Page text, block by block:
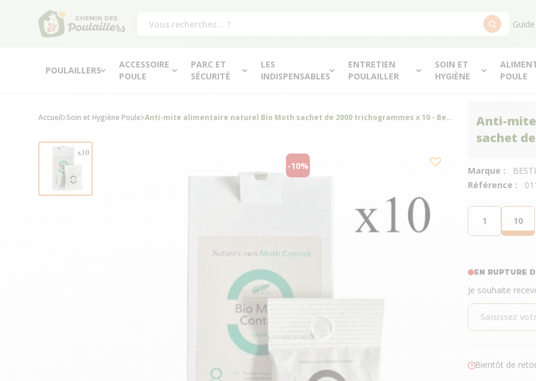
POULAILLERS
ACCESSOIRE
POULE
PARC ET
SÉCURITÉ
LES
INDISPENSABLES
ENTRETIEN
POULAILLER
SOIN ET
HYGIÈNE
POULE
Anti-
sachet
Marque :
Référence :
1 10
EN RUPTURE
Je souhaite
Bientôt de
Accueil Soin et Hygiène Poule Anti-mite alimentaire naturel Bio Moth sachet de 2000 trichogrammes x 10 - Bestico
-10%